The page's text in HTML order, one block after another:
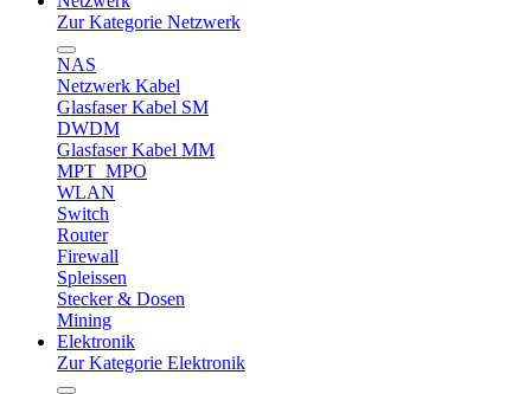
Zur Kategorie Netzwerk
NAS
Netzwerk Kabel
Glasfaser Kabel SM
DWDM
Glasfaser Kabel MM
MPT_MPO
WLAN
Switch
Router
Firewall
Spleissen
Stecker & Dosen
Mining
Elektronik
Zur Kategorie Elektronik